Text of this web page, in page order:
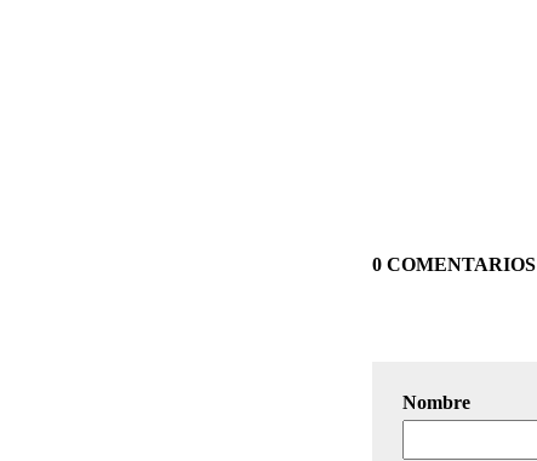
0 COMENTARIOS
Nombre